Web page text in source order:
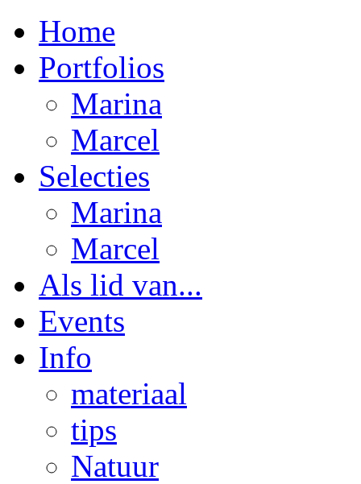
Home
Portfolios
Marina
Marcel
Selecties
Marina
Marcel
Als lid van...
Events
Info
materiaal
tips
Natuur